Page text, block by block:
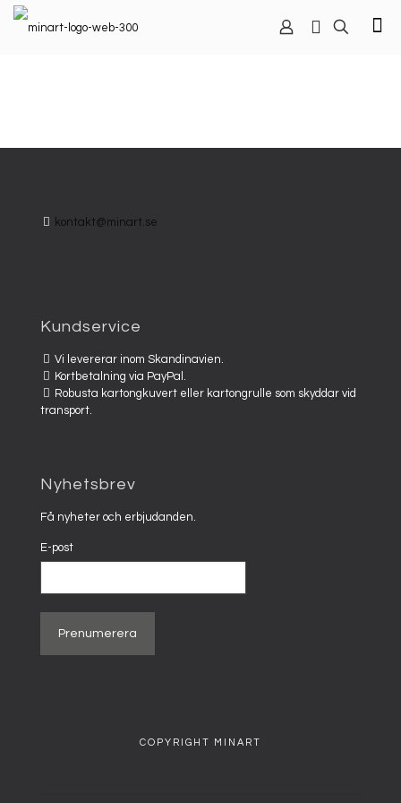
kontakt@minart.se
Kundservice
Vi levererar inom Skandinavien.
Kortbetalning via PayPal.
Robusta kartongkuvert eller kartongrulle som skyddar vid
transport.
Nyhetsbrev
Få nyheter och erbjudanden.
E-post
COPYRIGHT MINART